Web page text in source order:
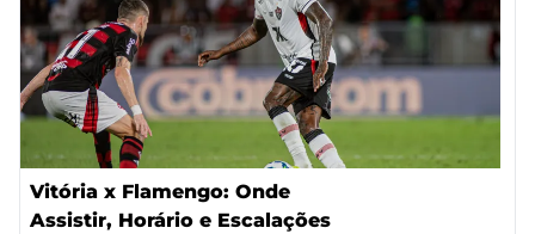
Vitória x Flamengo: Onde
Assistir, Horário e Escalações